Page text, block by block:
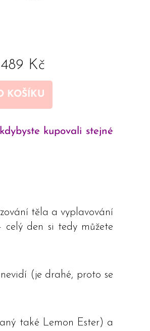
489 Kč
KOŠÍKU
kupovali stejné
těla a vyplavování
den si tedy můžete
(je drahé, proto se
také Lemon Ester) a